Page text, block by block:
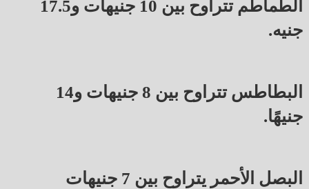
الطماطم تتراوح بين 10 جنيهات و17.5
جنيه.
البطاطس تتراوح بين 8 جنيهات و14
جنيهًا.
البصل الأحمر يتراوح بين 7 جنيهات